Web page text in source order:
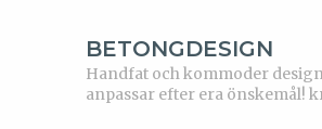
BETONGDESIGN
Handfat och kommoder
anpassar efter era önskemål!